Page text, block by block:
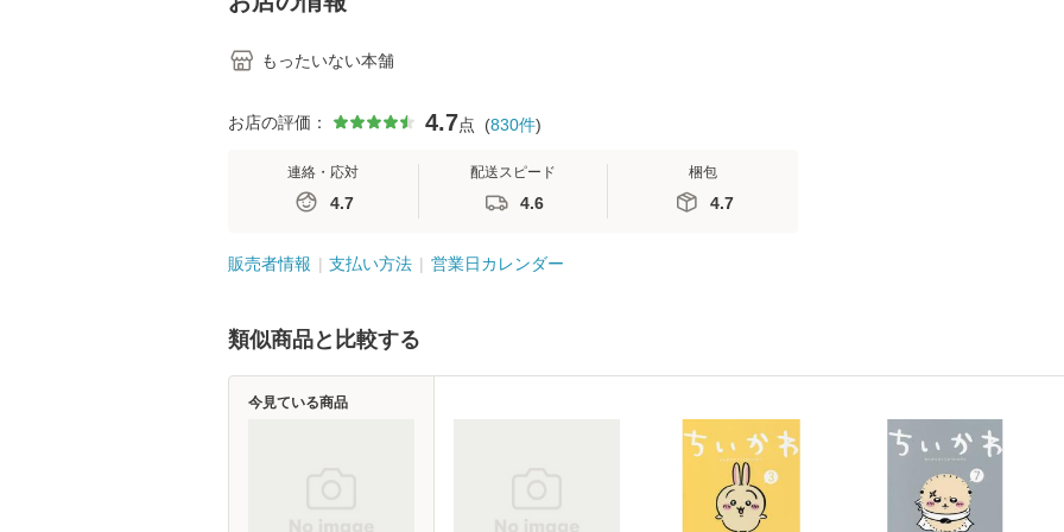
もったいない本舗
お店の評価： 4.7点 (830件)
連絡・応対
4.7
配送スピード
4.6
梱包
4.7
販売者情報 支払い方法 営業日カレンダー
類似商品と比較する
今見ている商品